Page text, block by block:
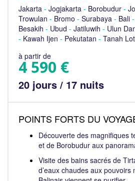
Jakarta - Jogjakarta - Borobudur -
Trowulan - Bromo - Surabaya - Bali -
Besakih - Ubud - Jatiluwih - Ulun
- Kawah Ijen - Pekutatan - Tanah Lot
à partir de
4 590 €
20 jours / 17 nuits
POINTS FORTS DU
Découverte des magnifiques
et de Borobudur aux
Visite des bains sacrés de
d’eaux chaudes aux pouvoirs